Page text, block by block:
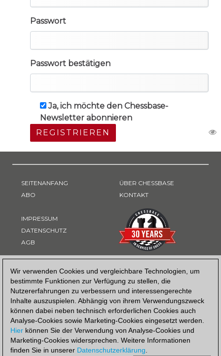
Wir verwenden Cookies und vergleichbare Technologien, um
bestimmte Funktionen zur Verfügung zu stellen, die
Nutzererfahrungen zu verbessern und interessengerechte
Inhalte auszuspielen. Abhängig von ihrem Verwendungszweck
können dabei neben technisch erforderlichen Cookies auch
Analyse-Cookies sowie Marketing-Cookies eingesetzt werden.
Hier können Sie der Verwendung von Analyse-Cookies und
Marketing-Cookies widersprechen. Weitere Informationen
finden Sie in unserer Datenschutzerklärung.
Passwort
Passwort bestätigen
Ja, ich möchte den Chessbase-
Newsletter abonnieren
REGISTRIEREN
SEITENANFANG
ABO
IMPRESSUM
DATENSCHUTZ
AGB
ÜBER CHESSBASE
KONTAKT
ZAHLUNGSART